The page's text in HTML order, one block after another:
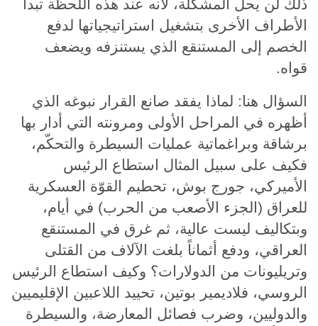
ذلك لن يحل المشكلة، لأنه عند هذه اللحظة تبدأ
الأطراف الأخرى بتشغيل استراتيجياتها لدفع
الخصم إلى المستنقع الذي يستنزفه ويضعف
قواه.
السؤال هنا: لماذا يفقد صانع القرار نبوغه الذي
أظهره في المراحل الأولى ومرونته التي أدار بها
برشاقة وبراغماتية عمليات السيطرة والتحكّم،
فكيف على سبيل المثال استطاع الرئيس
الأميركي، جورج بوش، تحطيم القوّة العسكرية
للعراق (الجزء الأصعب من الحرب) في أيام،
وبتكاليف ليست عالية، ثم غرق في المستنقع
العراقي، ودفع أثماناً بلغت الآلاف من القتلى
وتريليونات من الدولارات؟ وكيف استطاع الرئيس
الروسي، فلاديمير بوتين، تحييد اللاعبين الإقليميين
والدوليين، وضرب فصائل المعارضة، والسيطرة